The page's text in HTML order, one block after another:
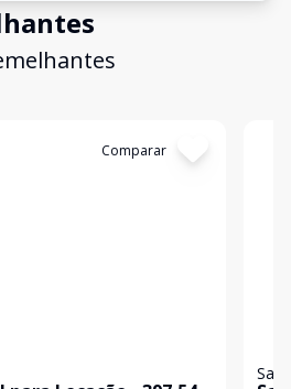
Comparar